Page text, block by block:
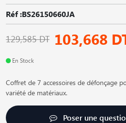
Réf :BS26150660JA
129,585 DT 103,668
En Stock
Coffret de 7 accessoires de défonçage
variété de matériaux.
Poser une